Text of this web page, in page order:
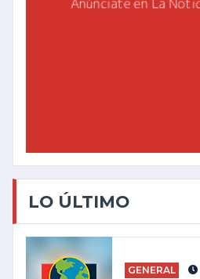
LO ÚLTIMO
GENERAL